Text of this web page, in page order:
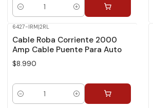
Cantidad
6427-IRM|2RL
Cable Roba Corriente 2000
Amp Cable Puente Para Auto
$8.990
Cantidad